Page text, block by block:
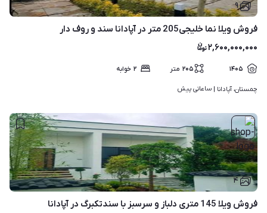
۹
فروش ویلا نما خلیجی205 متر در آپادانا سند و روف دار
۲,۶۰۰,۰۰۰,۰۰۰
۱۴۰۵ ۲۰۵ متر ۲ خوابه
چمستان، آپادانا | ساعاتی پیش
۴
فروش ویلا 145 متری دلباز و سرسبز با سندتکبرگ در آپادانا